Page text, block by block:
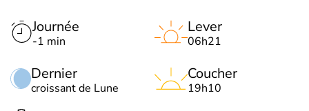
Journée
-1 min
Dernier
croissant de Lune
Lever
06h21
Coucher
19h10